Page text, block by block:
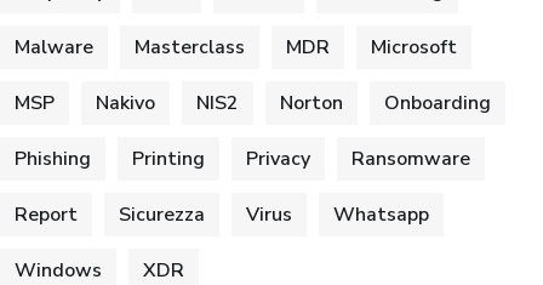
Malware Masterclass MDR Microsoft
MSP Nakivo NIS2 Norton Onboarding
Phishing Printing Privacy Ransomware
Report Sicurezza Virus Whatsapp
Windows XDR